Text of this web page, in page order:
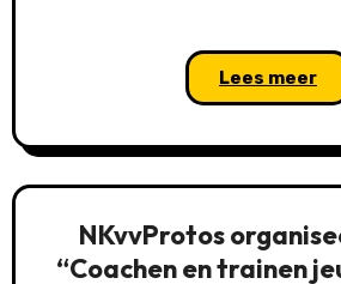
Lees meer
NKvvProtos
“Coachen en trainen